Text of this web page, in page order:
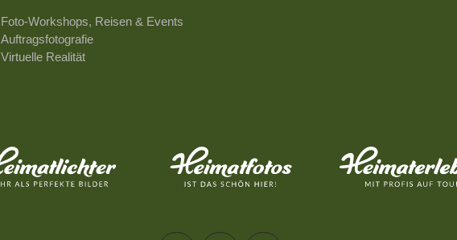
Foto-Workshops, Reisen & Events
Auftragsfotografie
Virtuelle Realität